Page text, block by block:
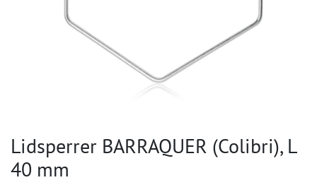
Lidsperrer BARRAQUER (Colibri), L
40 mm